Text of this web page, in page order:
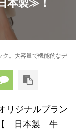
本製≫！
ク。大容量で機能的なデ
リジナルブラン
【 日本製 牛